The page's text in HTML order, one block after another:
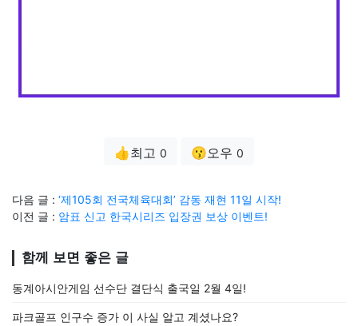
👍최고 0 😗오우 0
다음 글 : ‘제105회 전국체육대회’ 감동 재현 11일 시작!
이전 글 : 암표 신고 한국시리즈 입장권 보상 이벤트!
함께 보면 좋은 글
동계아시안게임 선수단 결단식 출국일 2월 4일!
파크골프 인구수 증가 이 사실 알고 계셨나요?